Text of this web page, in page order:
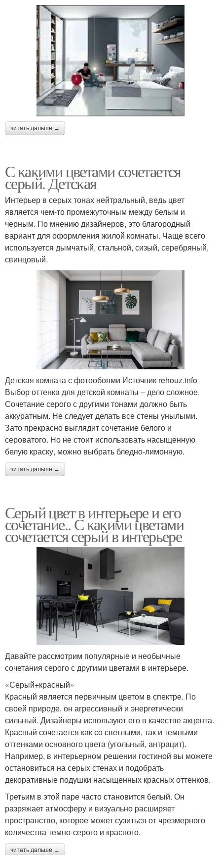
читать дальше →
С какими цветами сочетается
серый. Детская
Интерьер в серых тонах нейтральный, ведь цвет
является чем-то промежуточным между белым и
черным. По мнению дизайнеров, это благородный
вариант для оформления жилой комнаты. Чаще всего
используется дымчатый, стальной, сизый, серебряный,
свинцовый.
Детская комната с фотообоями Источник rehouz.info
Выбор оттенка для детской комнаты – дело сложное.
Сочетание серого с другими тонами должно быть
аккуратным. Не следует делать все стены унылыми.
Зато прекрасно выглядит сочетание белого и
сероватого. Но не стоит использовать насыщенную
белую краску, можно выбрать бледно-лимонную.
читать дальше →
Серый цвет в интерьере и его
сочетание.. С какими цветами
сочетается серый в интерьере
Давайте рассмотрим популярные и необычные
сочетания серого с другими цветами в интерьере.
«Серый+красный»
Красный является первичным цветом в спектре. По
своей природе, он агрессивный и энергетически
сильный. Дизайнеры используют его в качестве акцента.
Красный сочетается как со светлыми, так и темными
оттенками основного цвета (угольный, антрацит).
Например, в интерьерном решении гостиной вы можете
остановиться на серых стенах и подобрать
декоративные подушки насыщенных красных оттенков.
Третьим в этой паре часто становится белый. Он
разряжает атмосферу и визуально расширяет
пространство, которое может сузиться от чрезмерного
количества темно-серого и красного.
читать дальше →